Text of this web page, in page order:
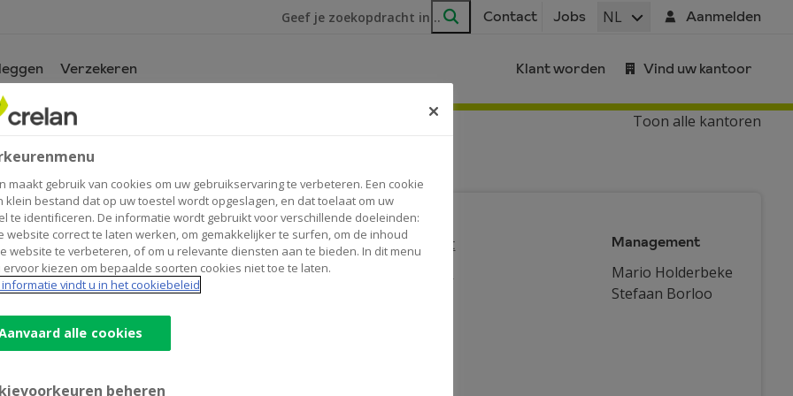
Ik ben op zoek naar
Zoeken
Contact Jobs NL Aanmelden
Verzekeren Klant worden Vind uw kantoor
kantoorvan Toon alle kantoren
Contactgegevens
Kantoor & Geldautomaat
Parkstraat 259620ZOTTEGEM
Routenaar
Holderbeke
Borloo
+32 9/3602788
Geldautomaat
Management
Mario Holderbeke
Stefaan Borloo
maakt gebruik van cookies om uw gebruikservaring te verbeteren. Een cookie
klein bestand dat op uw toestel wordt opgeslagen, en dat toelaat om uw
te identificeren. De informatie wordt gebruikt voor verschillende doeleinden:
website correct te laten werken, om gemakkelijker te surfen, om de inhoud
website te verbeteren, of om u relevante diensten aan te bieden. In dit menu
ervoor kiezen om bepaalde soorten cookies niet toe te laten.
vindt u in het cookiebeleid
alle cookies
beheren